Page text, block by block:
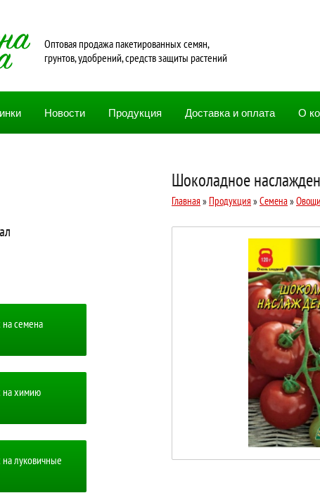
Oптовая продажа пакетированных семян,
грунтов, удобрений, средств защиты растений
Новости Продукция Доставка и оплата О
на семена
на химию
на луковичные
Шоколадное
Главная » Продукция »Семена»Овощи